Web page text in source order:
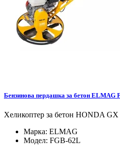
Бензинова пердашка за бетон
Хеликоптер за бетон HONDA GX
Марка: ELMAG
Модел: FGB-62L